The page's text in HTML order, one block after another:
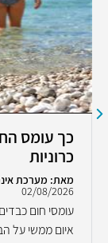
כך עומס
כרוניות
מאת: מערכת
02/08/2026
עומסי חום
איום ממשי על